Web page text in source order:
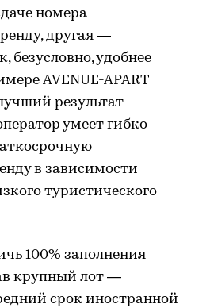
номера
другая —
безусловно, удобнее
AVENUE-APART
результат
умеет гибко
в зависимости
туристического
100% заполнения
крупный лот —
срок иностранной